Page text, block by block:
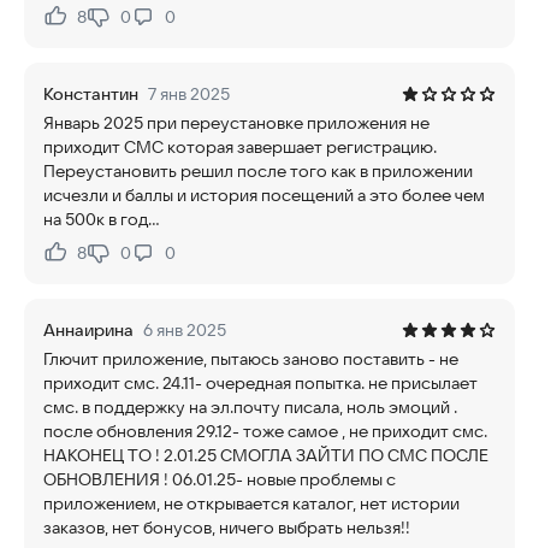
Нравится:
8Не нравится:
0 0
Константин 7 янв 2025
Январь 2025 при переустановке приложения не
приходит СМС которая завершает регистрацию.
Переустановить решил после того как в приложении
исчезли и баллы и история посещений а это более чем
на 500к в год...
Нравится:
8Не нравится:
0 0
Аннаирина 6 янв 2025
Глючит приложение, пытаюсь заново поставить - не
приходит смс. 24.11- очередная попытка. не присылает
смс. в поддержку на эл.почту писала, ноль эмоций .
после обновления 29.12- тоже самое , не приходит смс.
НАКОНЕЦ ТО ! 2.01.25 СМОГЛА ЗАЙТИ ПО СМС ПОСЛЕ
ОБНОВЛЕНИЯ ! 06.01.25- новые проблемы с
приложением, не открывается каталог, нет истории
заказов, нет бонусов, ничего выбрать нельзя!!